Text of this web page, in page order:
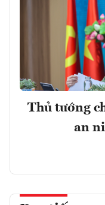
Thủ tướng
an